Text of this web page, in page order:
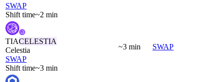
SWAP
Shift time~2 min
TIACELESTIA
Celestia
SWAP
Shift time~3 min
~3 min SWAP